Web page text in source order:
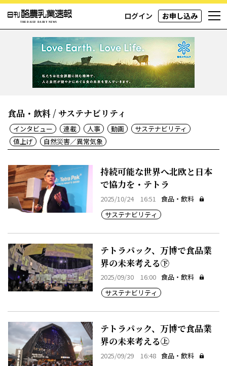
ログイン お申し込み
食品・飲料 / サステナビリティ
インタビュー 連載 人事 動画
サステナビリティ
値上げ
自然災害／異常気象
持続可能な世界へ北欧と日本
で協力を・テトラ
2025/10/24 16:51
食品・飲料
サステナビリティ
テトラパック、万博で食品業
界の未来考える㊦
2025/09/30 16:00 食品・飲料
サステナビリティ
テトラパック、万博で食品業
界の未来考える㊤
2025/09/29 16:48 食品・飲料